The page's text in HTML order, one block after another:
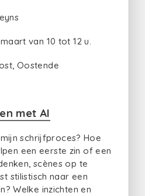
van 10 tot 12 u.
Oostende
met AI
schrijfproces? Hoe
een eerste zin of een
scènes op te
stilistisch naar een
Welke inzichten en